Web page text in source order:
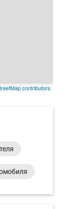
contributors